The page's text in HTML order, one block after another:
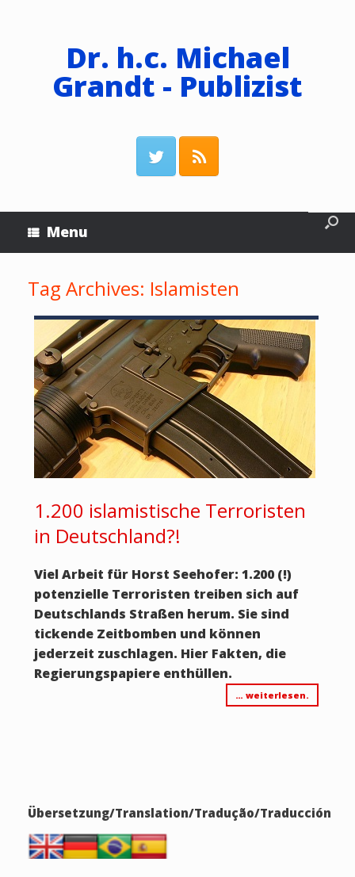
Dr. h.c. Michael
Grandt - Publizist
Menu
Tag Archives: Islamisten
1.200 islamistische Terroristen
in Deutschland?!
Viel Arbeit für Horst Seehofer: 1.200 (!)
potenzielle Terroristen treiben sich auf
Deutschlands Straßen herum. Sie sind
tickende Zeitbomben und können
jederzeit zuschlagen. Hier Fakten, die
Regierungspapiere enthüllen.
… weiterlesen.
Übersetzung/Translation/Tradução/Traducción